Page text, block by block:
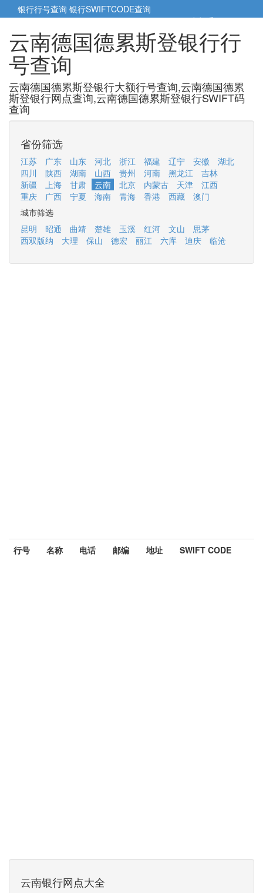
银行行号查询 银行SWIFTCODE查询
5cm小帮手5cm.cn
云南德国德累斯登银行行
号查询
云南德国德累斯登银行大额行号查询,云南德国德累
斯登银行网点查询,云南德国德累斯登银行SWIFT码
查询
省份筛选
江苏 广东 山东 河北 浙江 福建 辽宁 安徽
湖北
四川
陕西 湖南 山西 贵州 河南 黑龙江
吉林
新疆
上海 甘肃 云南 北京 内蒙古 天津
江西
重庆
广西 宁夏 海南 青海 香港 西藏
澳门
城市筛选
昆明
昭通 曲靖 楚雄 玉溪 红河 文山
思茅
西双版纳
大理 保山 德宏 丽江 六库 迪庆 临沧
行号 名称 电话 邮编 地址 SWIFT CODE
云南银行网点大全